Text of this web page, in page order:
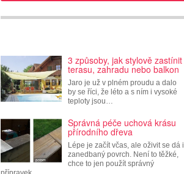
3 způsoby, jak stylově zastínit
terasu, zahradu nebo balkon
Jaro je už v plném proudu a dalo
by se říci, že léto a s ním i vysoké
teploty jsou…
Správná péče uchová krásu
přírodního dřeva
Lépe je začít včas, ale oživit se dá i
zanedbaný povrch. Není to těžké,
chce to jen použít správný